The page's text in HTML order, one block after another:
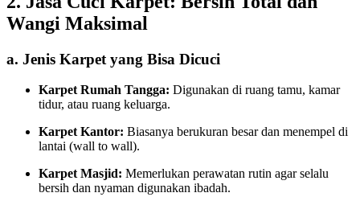
Wangi Maksimal
a. Jenis Karpet yang Bisa Dicuci
Karpet Rumah Tangga: Digunakan di ruang tamu, kamar
tidur, atau ruang keluarga.
Karpet Kantor: Biasanya berukuran besar dan menempel di
lantai (wall to wall).
Karpet Masjid: Memerlukan perawatan rutin agar selalu
bersih dan nyaman digunakan ibadah.